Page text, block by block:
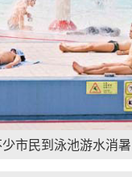
市民到泳池游水消暑